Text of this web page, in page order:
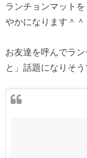
ランチョンマット
やかになります＾＾
お友達を呼んでラ
と」話題になりそう